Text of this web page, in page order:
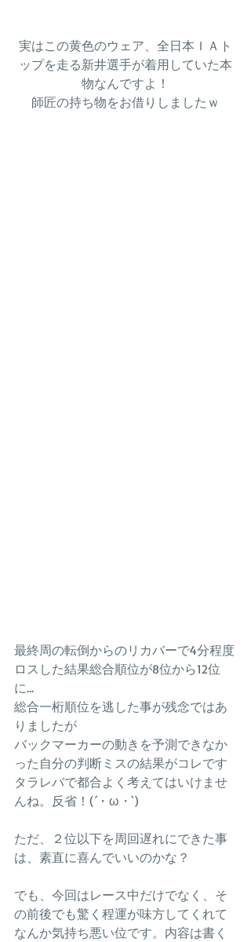
実はこの黄色のウェア、全日本ＩＡト
ップを走る新井選手が着用していた本
物なんですよ！
師匠の持ち物をお借りしましたｗ
最終周の転倒からのリカバーで4分程度
ロスした結果総合順位が8位から12位
に…
総合一桁順位を逃した事が残念ではあ
りましたが
バックマーカーの動きを予測できなか
った自分の判断ミスの結果がコレです
タラレバで都合よく考えてはいけませ
んね。反省！(´・ω・`)
ただ、２位以下を周回遅れにできた事
は、素直に喜んでいいのかな？
でも、今回はレース中だけでなく、そ
の前後でも驚く程運が味方してくれて
なんか気持ち悪い位です。内容は書く